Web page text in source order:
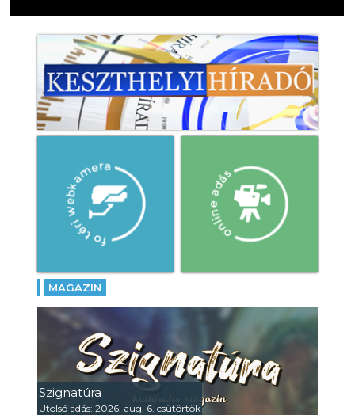
MAGAZIN
Szignatúra
Utolsó adás: 2026. aug. 6. csütörtök